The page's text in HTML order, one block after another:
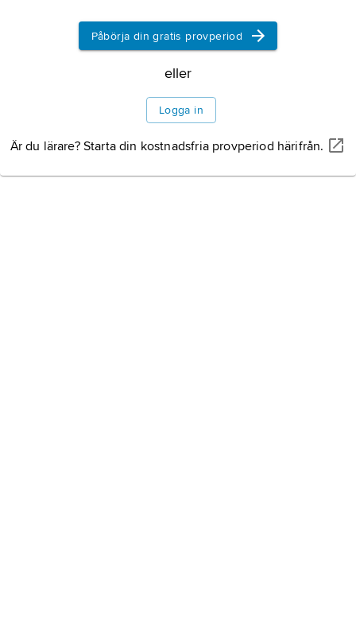
Information om artikeln
Påbörja din gratis provperiod
eller
Logga in
Är du lärare? Starta din kostnadsfria provperiod härifrån.